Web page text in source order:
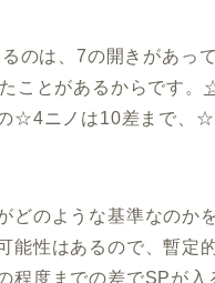
のは、7の開きがあっ
ことがあるからです。
の☆4ニノは10差まで、
どのような基準なのか
能性はあるので、暫定
程度までの差でSPが入